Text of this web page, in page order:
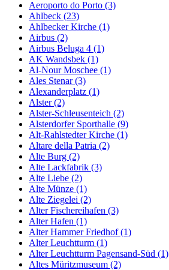
Aeroporto do Porto (3)
Ahlbeck (23)
Ahlbecker Kirche (1)
Airbus (2)
Airbus Beluga 4 (1)
AK Wandsbek (1)
Al-Nour Moschee (1)
Ales Stenar (3)
Alexanderplatz (1)
Alster (2)
Alster-Schleusenteich (2)
Alsterdorfer Sporthalle (9)
Alt-Rahlstedter Kirche (1)
Altare della Patria (2)
Alte Burg (2)
Alte Lackfabrik (3)
Alte Liebe (2)
Alte Münze (1)
Alte Ziegelei (2)
Alter Fischereihafen (3)
Alter Hafen (1)
Alter Hammer Friedhof (1)
Alter Leuchtturm (1)
Alter Leuchtturm Pagensand-Süd (1)
Altes Müritzmuseum (2)